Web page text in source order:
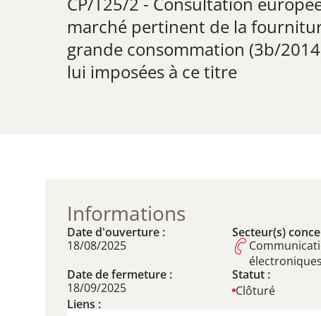
marché pertinent de la
grande consommation (3b/
lui imposées à ce titre
Informations
Date d'ouverture :
18/08/2025
Secteur(s)
électroniques
Date de fermeture :
18/09/2025
Statut :
Clôturé
Liens :